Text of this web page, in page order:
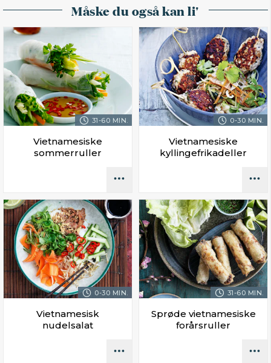
Måske du også kan li'
31-60 MIN.
Vietnamesiske
sommerruller
0-30 MIN.
Vietnamesiske
kyllingefrikadeller
0-30 MIN.
Vietnamesisk
nudelsalat
31-60 MIN.
Sprøde vietnamesiske
forårsruller